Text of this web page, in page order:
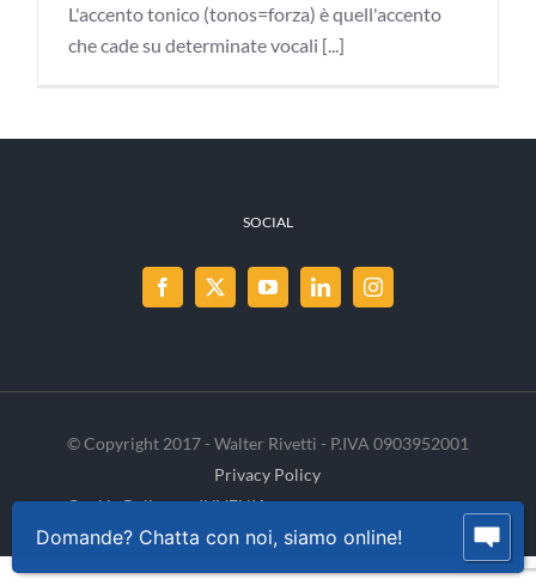
L'accento tonico (tonos=forza) è quell'accento
che cade su determinate vocali [...]
SOCIAL
© Copyright 2017 - Walter Rivetti - P.IVA 0903952001
Privacy Policy
Cookie Policy
INVENIA
Domande? Chatta con noi, siamo online!